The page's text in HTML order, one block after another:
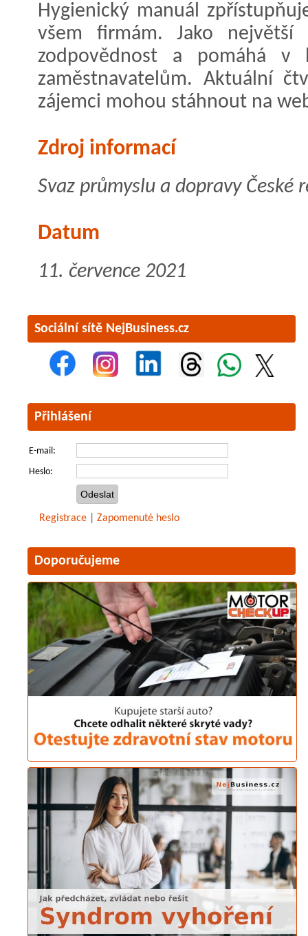
Hygienický manuál
všem firmám. Jako největší
zodpovědnost a pomáhá
zaměstnavatelům. Aktuální
zájemci mohou stáhnout na
Zdroj informací
Svaz průmyslu a dopravy České
Datum
11. července 2021
Sociální sítě NejBusiness.cz
Přihlášení
E-mail:
Heslo:
Registrace Zapomenuté heslo
Doporučujeme